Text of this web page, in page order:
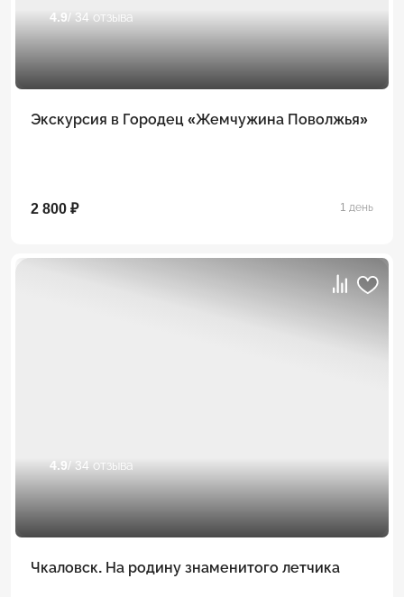
4.9 / 34 отзыва
Экскурсия в Городец «Жемчужина Поволжья»
2 800 ₽ 1 день
4.9 / 34 отзыва
Чкаловск. На родину знаменитого летчика